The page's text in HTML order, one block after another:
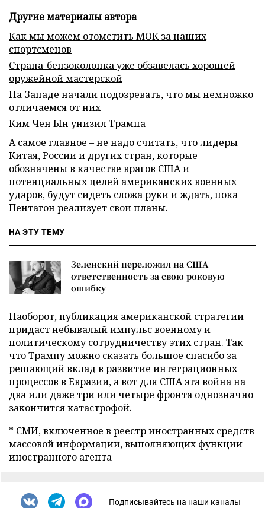
Другие материалы автора
Как мы можем отомстить МОК за наших
спортсменов
Страна-бензоколонка уже обзавелась хорошей
оружейной мастерской
На Западе начали подозревать, что мы немножко
отличаемся от них
Ким Чен Ын унизил Трампа
А самое главное – не надо считать, что лидеры
Китая, России и других стран, которые
обозначены в качестве врагов США и
потенциальных целей американских военных
ударов, будут сидеть сложа руки и ждать, пока
Пентагон реализует свои планы.
НА ЭТУ ТЕМУ
Зеленский переложил на США
ответственность за свою роковую
ошибку
Наоборот, публикация американской стратегии
придаст небывалый импульс военному и
политическому сотрудничеству этих стран. Так
что Трампу можно сказать большое спасибо за
решающий вклад в развитие интеграционных
процессов в Евразии, а вот для США эта война на
два или даже три или четыре фронта однозначно
закончится катастрофой.
* СМИ, включенное в реестр иностранных средств
массовой информации, выполняющих функции
иностранного агента
Подписывайтесь на наши каналы